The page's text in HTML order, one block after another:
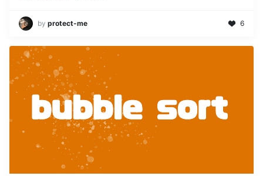
by protect-me 6